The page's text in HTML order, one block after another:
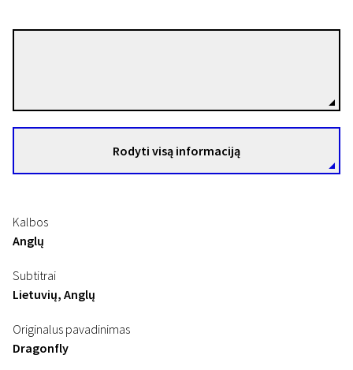
Rodyti visą informaciją
Kalbos
Anglų
Subtitrai
Lietuvių, Anglų
Originalus pavadinimas
Dragonfly